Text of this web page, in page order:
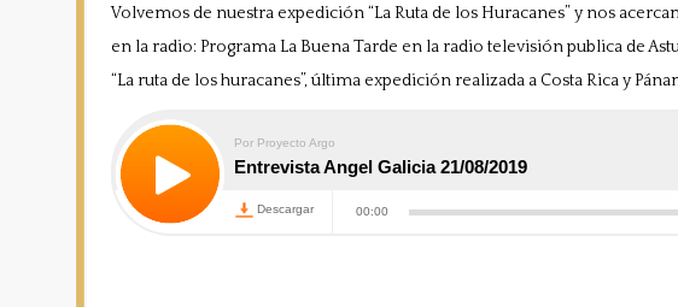
Volvemos de nuestra expedición “La Ruta de los Huracanes” y nos
en la radio: Programa La Buena Tarde en la radio televisión publica de
“La ruta de los huracanes”, última expedición realizada a Costa Rica y